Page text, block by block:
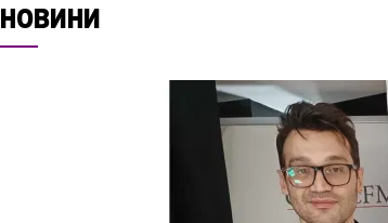
НОВИНИ